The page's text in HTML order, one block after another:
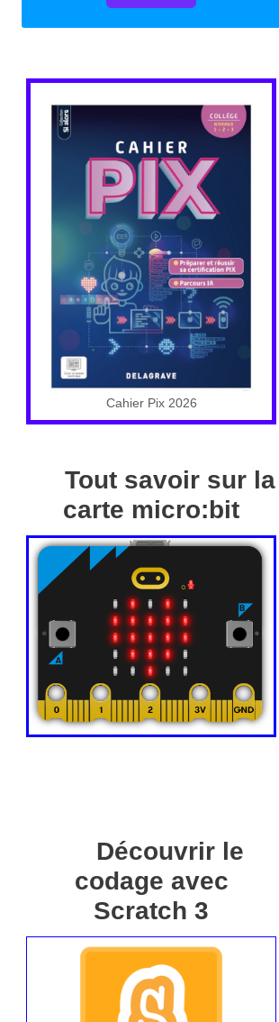
Cahier Pix 2026
Tout savoir sur la
carte micro:bit
Découvrir le
codage avec
Scratch 3